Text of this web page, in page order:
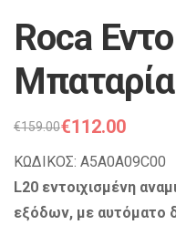
Roca
€159.00€112.00
ΚΩΔΙΚΟΣ: A5A0A09C00
L20 εντοιχισμένη
εξόδων, με αυτόματο